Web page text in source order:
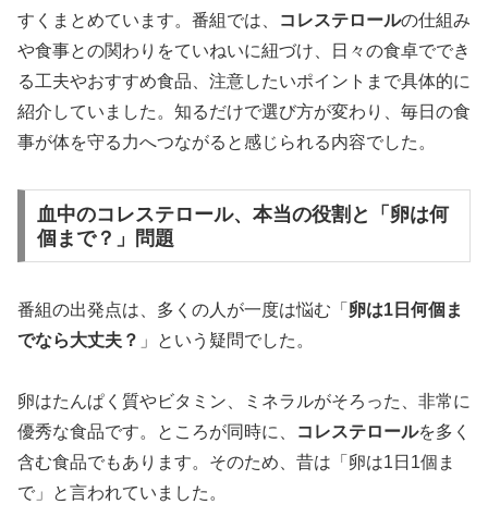
すくまとめています。番組では、
コレステロールの仕組み
や食事との関わりをていねいに紐づけ、日々の食卓ででき
る工夫やおすすめ食品、注意したいポイントまで具体的に
紹介していました。知るだけで選び方が変わり、毎日の食
事が体を守る力へつながると感じられる内容でした。
血中のコレステロール、本当の役割と「卵は何
個まで？」問題
番組の出発点は、多くの人が一度は悩む「 卵は1日何個ま
でなら大丈夫？ 」という疑問でした。
卵はたんぱく質やビタミン、ミネラルがそろった、非常に
優秀な食品です。ところが同時に、
コレステロールを多く
含む食品でもあります。そのため、昔は「卵は1日1個ま
で」と言われていました。